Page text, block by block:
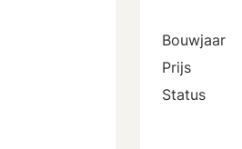
Bouwjaar
Prijs
Status